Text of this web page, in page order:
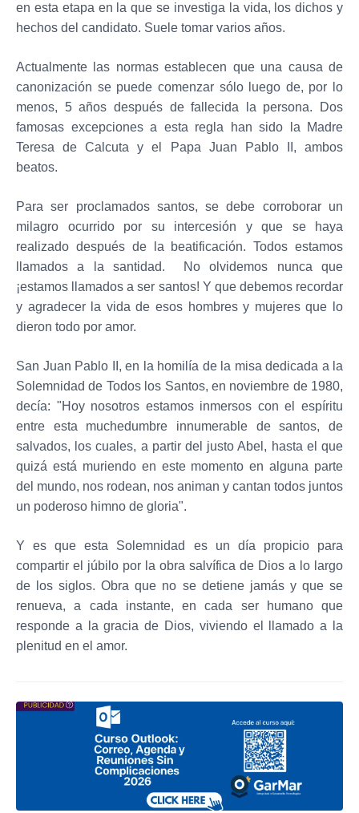
en esta etapa en la que se investiga la vida, los dichos y
hechos del candidato. Suele tomar varios años.
Actualmente las normas establecen que una causa de
canonización se puede comenzar sólo luego de, por lo
menos, 5 años después de fallecida la persona. Dos
famosas excepciones a esta regla han sido la Madre
Teresa de Calcuta y el Papa Juan Pablo II, ambos
beatos.
Para ser proclamados santos, se debe corroborar un
milagro ocurrido por su intercesión y que se haya
realizado después de la beatificación. Todos estamos
llamados a la santidad. No olvidemos nunca que
¡estamos llamados a ser santos! Y que debemos recordar
y agradecer la vida de esos hombres y mujeres que lo
dieron todo por amor.
San Juan Pablo II, en la homilía de la misa dedicada a la
Solemnidad de Todos los Santos, en noviembre de 1980,
decía: "Hoy nosotros estamos inmersos con el espíritu
entre esta muchedumbre innumerable de santos, de
salvados, los cuales, a partir del justo Abel, hasta el que
quizá está muriendo en este momento en alguna parte
del mundo, nos rodean, nos animan y cantan todos juntos
un poderoso himno de gloria".
Y es que esta Solemnidad es un día propicio para
compartir el júbilo por la obra salvífica de Dios a lo largo
de los siglos. Obra que no se detiene jamás y que se
renueva, a cada instante, en cada ser humano que
responde a la gracia de Dios, viviendo el llamado a la
plenitud en el amor.